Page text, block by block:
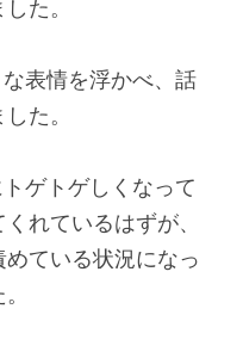
た。
表情を浮かべ、話
た。
ゲトゲしくなって
れているはずが、
ている状況になっ